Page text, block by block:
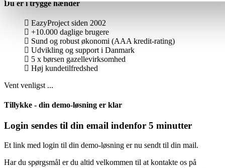
Du er i trygge hænder
EazyProject siden 2002
+10.000 daglige brugere
Sund og robust økonomi (AAA kredit-rating)
Udvikling og support i Danmark
5 x børsen gazellevirksomhed
Høj kundetilfredshed
Vent venligst ...
Tillykke - din demo-løsning er klar
Login sendes til din email indenfor 5 minutter
Et link med login til din demo-løsning er nu sendt til din mail.
Har du spørgsmål er du altid velkommen til at kontakte os på